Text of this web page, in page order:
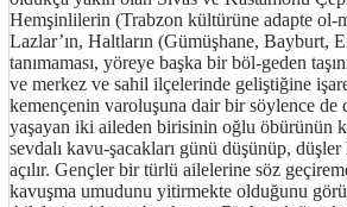
Hemşinlilerin (Trabzon kültürüne adapte ol-
Lazlar’ın, Haltların (Gümüşhane, Bayburt,
tanımaması, yöreye başka bir böl-geden
ve merkez ve sahil ilçelerinde geliştiğine
kemençenin varoluşuna dair bir söylence de
yaşayan iki aileden birisinin oğlu öbürünün
sevdalı kavu-şacakları günü düşünüp,
açılır. Gençler bir türlü ailelerine söz
kavuşma umudunu yitirmekte olduğunu